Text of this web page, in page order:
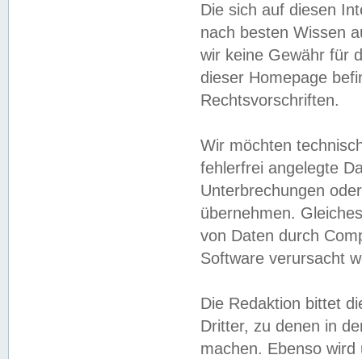
Die sich auf diesen
nach besten Wissen
wir keine Gewähr für
dieser Homepage
Rechtsvorschriften.
Wir möchten
fehlerfrei angelegte
Unterbrechungen
übernehmen.
von Daten durch
Software verursacht
Die Redaktion bittet
Dritter, zu denen in
machen. Ebenso